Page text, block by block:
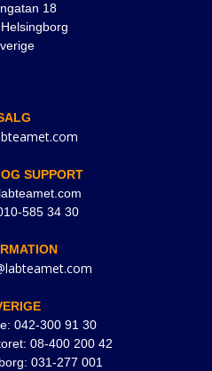
18
SUPPORT
585 34 30
042-300 91 30
08-400 200 42
031-277 001